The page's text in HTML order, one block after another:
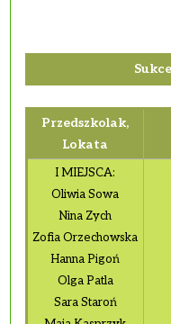
Przed­szko­lak,
Lo­ka­ta
I MIEJ­SCA:
Oli­wia Sowa
Nina Zych
Zofia Orze­chow­ska
Hanna Pigoń
Olga Patla
Sara Sta­roń